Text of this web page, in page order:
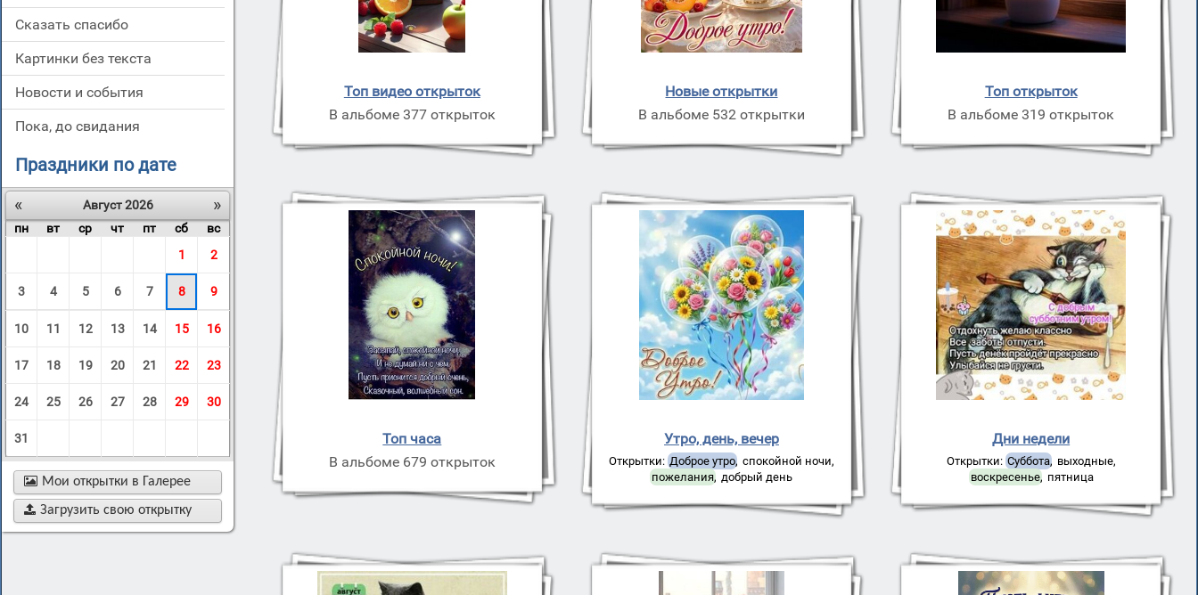
сказать спасибо
картинки без текста
новости и события
пока, до свидания
Праздники по дате
«
»
Август 2026
пн
вт ср чт пт сб
вс
1
2
3 4 5 6 7 8 9
10 11 12 13 14 15 16
17 18 19 20 21 22 23
24 25 26 27 28 29 30
31
 Мои открытки в Галерее
 Загрузить свою открытку
Топ видео открыток
В альбоме 377 открыток
Новые открытки
В альбоме 532 открытки
Топ открыток
В альбоме 319 открыток
Топ часа
В альбоме 679 открыток
Утро, день, вечер
Открытки: Доброе утро, спокойной ночи,
пожелания, добрый день
Дни недели
Открытки: Суббота, выходные,
воскресенье, пятница